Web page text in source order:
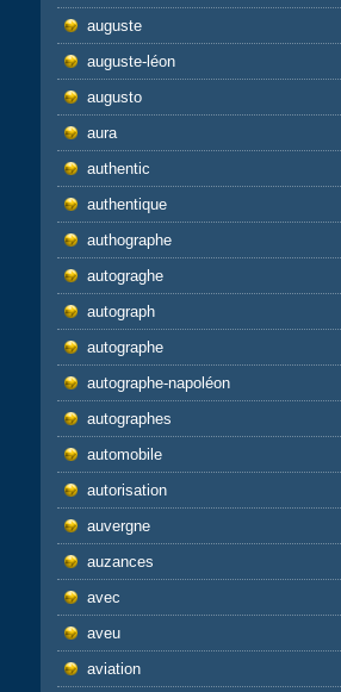
auguste
auguste-léon
augusto
aura
authentic
authentique
authographe
autograghe
autograph
autographe
autographe-napoléon
autographes
automobile
autorisation
auvergne
auzances
avec
aveu
aviation